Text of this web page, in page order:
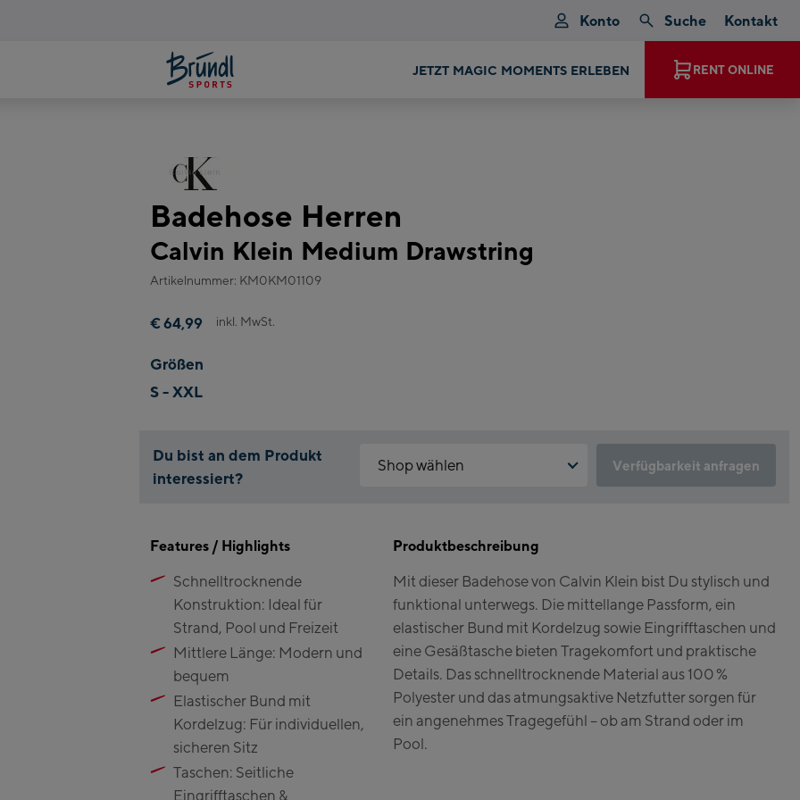
Konto Suche Kontakt
JETZT MAGIC MOMENTS ERLEBEN RENT ONLINE
Badehose Herren
Calvin Klein Medium Drawstring
Artikelnummer: KM0KM01109
€ 64,99 inkl. MwSt.
Größen
S - XXL
Du bist an dem Produkt
interessiert?
Shop wählen
Flagshipstore Kaprun
Maiskogelbahn Talstation /
Valley station
Kitzsteinhorn Alpincenter
(Bergstation / Top station)
Bikeworld Kaprun
Kaprun Outlet
Verfügbarkeit anfragen
hierfür einfach auf folgenden Link.
Click & Reserve zulassen
Features / Highlights
Schnelltrocknende
Konstruktion: Ideal für
Strand, Pool und Freizeit
Mittlere Länge: Modern und
bequem
Elastischer Bund mit
Kordelzug: Für individuellen,
sicheren Sitz
Taschen: Seitliche
Eingrifftaschen &
Produktbeschreibung
Mit dieser Badehose von Calvin Klein bist Du stylisch und
funktional unterwegs. Die mittellange Passform, ein
elastischer Bund mit Kordelzug sowie Eingrifftaschen und
eine Gesäßtasche bieten Tragekomfort und praktische
Details. Das schnelltrocknende Material aus 100 %
Polyester und das atmungsaktive Netzfutter sorgen für
ein angenehmes Tragegefühl – ob am Strand oder im
Pool.